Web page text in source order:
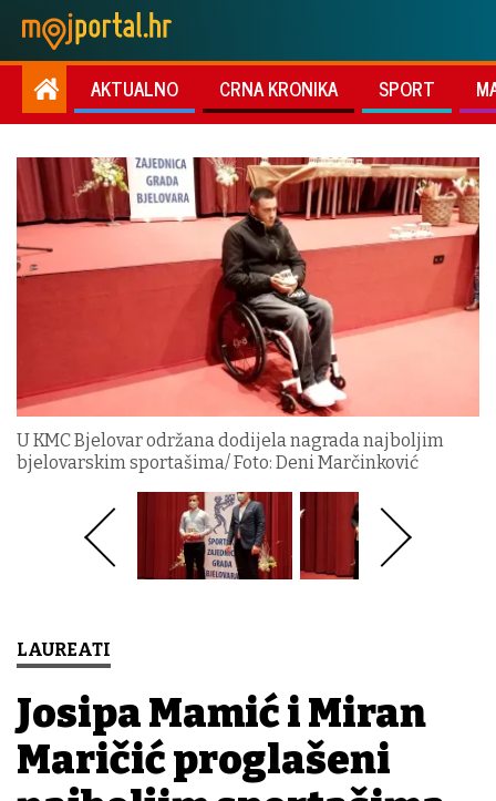
AKTUALNO CRNA KRONIKA SPORT
U KMC Bjelovar održana dodijela nagrada najboljim
bjelovarskim sportašima/ Foto: Deni Marčinković
LAUREATI
Josipa Mamić i Miran
Maričić proglašeni